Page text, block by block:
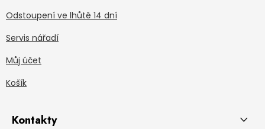
Odstoupení ve lhůtě 14 dní
Servis nářadí
Můj účet
Košík
Kontakty